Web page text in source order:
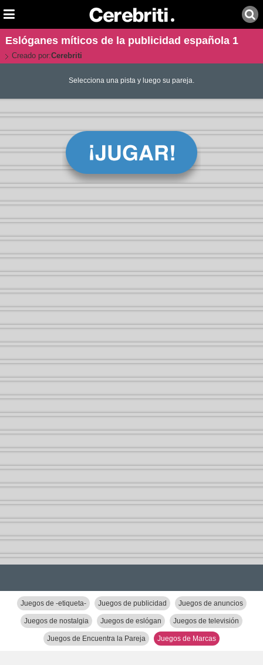
Eslóganes míticos de la publicidad española 1
Creado por:Cerebriti
Selecciona una pista y luego su pareja.
Juegos de -etiqueta- Juegos de publicidad Juegos de anuncios
Juegos de nostalgia Juegos de eslógan Juegos de televisión
Juegos de Encuentra la Pareja Juegos de Marcas